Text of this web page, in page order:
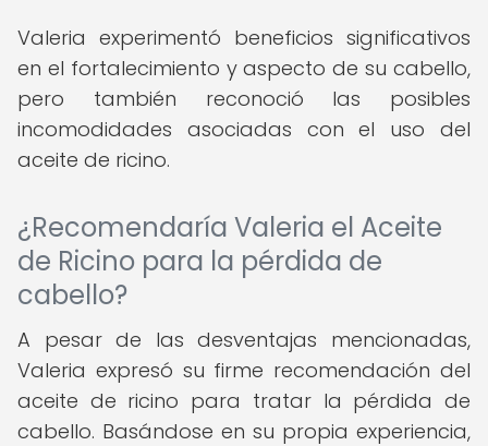
Valeria experimentó beneficios significativos
en el fortalecimiento y aspecto de su cabello,
pero también reconoció las posibles
incomodidades asociadas con el uso del
aceite de ricino.
¿Recomendaría Valeria el Aceite
de Ricino para la pérdida de
cabello?
A pesar de las desventajas mencionadas,
Valeria expresó su firme recomendación del
aceite de ricino para tratar la pérdida de
cabello. Basándose en su propia experiencia,